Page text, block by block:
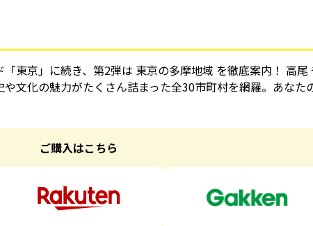
「東京」に続き、第2弾は 東京の多摩地域 を徹底案内！ 高尾
文化の魅力がたくさん詰まった全30市町村を網羅。あなた
ご購入はこちら